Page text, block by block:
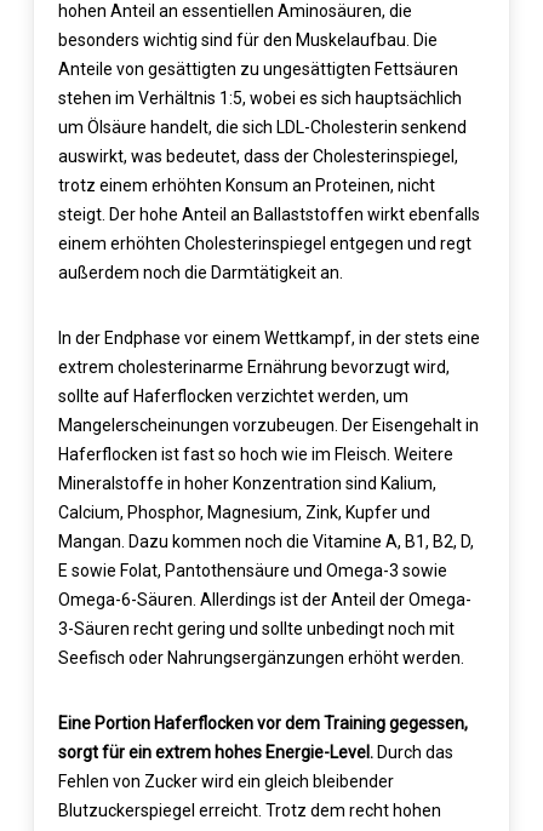
hohen Anteil an essentiellen Aminosäuren, die
besonders wichtig sind für den Muskelaufbau. Die
Anteile von gesättigten zu ungesättigten Fettsäuren
stehen im Verhältnis 1:5, wobei es sich hauptsächlich
um Ölsäure handelt, die sich LDL-Cholesterin senkend
auswirkt, was bedeutet, dass der Cholesterinspiegel,
trotz einem erhöhten Konsum an Proteinen, nicht
steigt. Der hohe Anteil an Ballaststoffen wirkt ebenfalls
einem erhöhten Cholesterinspiegel entgegen und regt
außerdem noch die Darmtätigkeit an.
In der Endphase vor einem Wettkampf, in der stets eine
extrem cholesterinarme Ernährung bevorzugt wird,
sollte auf Haferflocken verzichtet werden, um
Mangelerscheinungen vorzubeugen. Der Eisengehalt in
Haferflocken ist fast so hoch wie im Fleisch. Weitere
Mineralstoffe in hoher Konzentration sind Kalium,
Calcium, Phosphor, Magnesium, Zink, Kupfer und
Mangan. Dazu kommen noch die Vitamine A, B1, B2, D,
E sowie Folat, Pantothensäure und Omega-3 sowie
Omega-6-Säuren. Allerdings ist der Anteil der Omega-
3-Säuren recht gering und sollte unbedingt noch mit
Seefisch oder Nahrungsergänzungen erhöht werden.
Eine Portion Haferflocken vor dem Training gegessen,
sorgt für ein extrem hohes Energie-Level.Durch das
Fehlen von Zucker wird ein gleich bleibender
Blutzuckerspiegel erreicht. Trotz dem recht hohen